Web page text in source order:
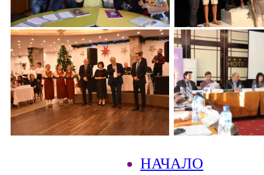
НАЧАЛО